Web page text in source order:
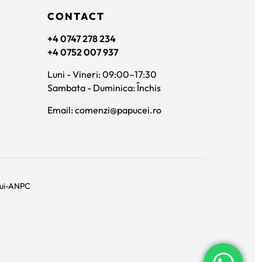
CONTACT
+4 0747 278 234
+4 0752 007 937
Luni - Vineri: 09:00–17:30
Sambata - Duminica: Închis
Email: comenzi@papucei.ro
ANPC